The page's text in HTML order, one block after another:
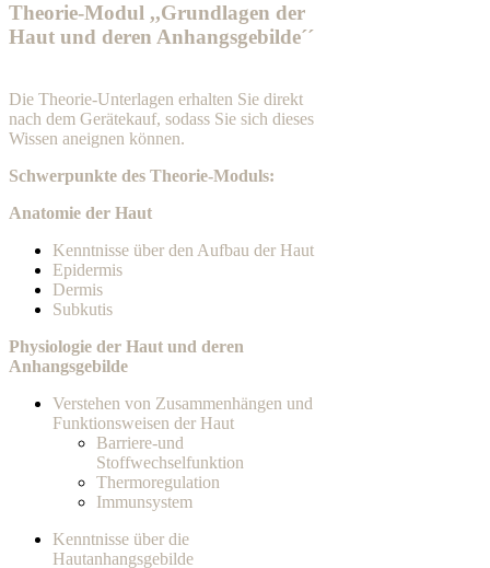
Theorie-Modul ,,Grundlagen der
Haut und deren Anhangsgebilde´´
Die Theorie-Unterlagen erhalten Sie direkt
nach dem Gerätekauf, sodass Sie sich dieses
Wissen aneignen können.
Schwerpunkte des Theorie-Moduls:
Anatomie der Haut
Kenntnisse über den Aufbau der Haut
Epidermis
Dermis
Subkutis
Physiologie der Haut und deren
Anhangsgebilde
Verstehen von Zusammenhängen und
Funktionsweisen der Haut
Barriere-und
Stoffwechselfunktion
Thermoregulation
Immunsystem
Kenntnisse über die
Hautanhangsgebilde